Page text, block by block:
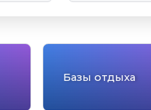
Базы отдыха